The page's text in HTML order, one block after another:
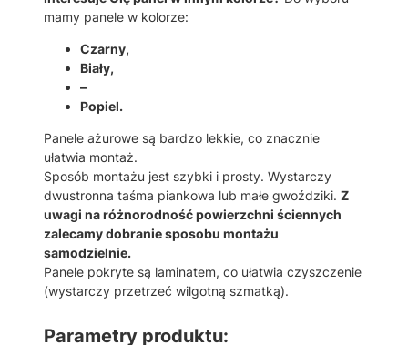
O
mamy panele w kolorze:
Czarny,
Biały,
–
Popiel.
Panele ażurowe są bardzo lekkie, co znacznie
ułatwia montaż.
Sposób montażu jest szybki i prosty. Wystarczy
dwustronna taśma piankowa lub małe gwoździki. Z
uwagi na różnorodność powierzchni ściennych
zalecamy dobranie sposobu montażu
samodzielnie.
Panele pokryte są laminatem, co ułatwia czyszczenie
(wystarczy przetrzeć wilgotną szmatką).
Parametry produktu: